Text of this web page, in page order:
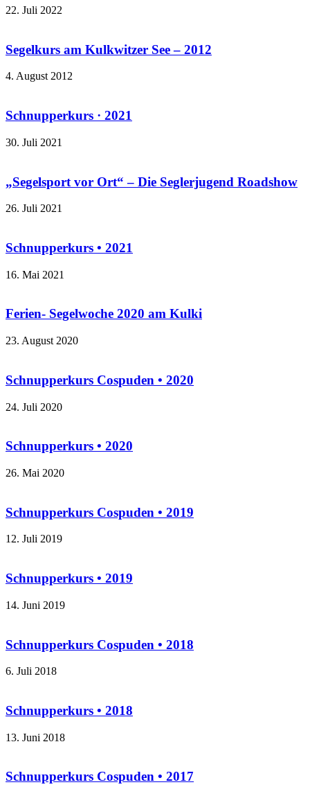
22. Juli 2022
Segelkurs am Kulkwitzer See – 2012
4. August 2012
Schnupperkurs · 2021
30. Juli 2021
„Segelsport vor Ort“ – Die Seglerjugend Roadshow
26. Juli 2021
Schnupperkurs • 2021
16. Mai 2021
Ferien- Segelwoche 2020 am Kulki
23. August 2020
Schnupperkurs Cospuden • 2020
24. Juli 2020
Schnupperkurs • 2020
26. Mai 2020
Schnupperkurs Cospuden • 2019
12. Juli 2019
Schnupperkurs • 2019
14. Juni 2019
Schnupperkurs Cospuden • 2018
6. Juli 2018
Schnupperkurs • 2018
13. Juni 2018
Schnupperkurs Cospuden • 2017